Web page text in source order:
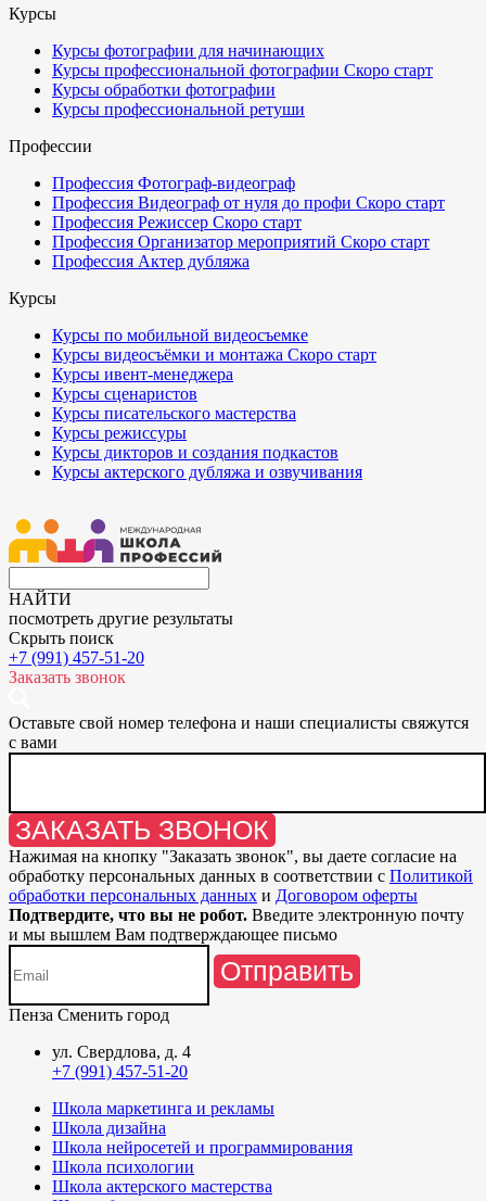
Курсы
Курсы фотографии для начинающих
Курсы профессиональной фотографии Скоро старт
Курсы обработки фотографии
Курсы профессиональной ретуши
Профессии
Профессия Фотограф-видеограф
Профессия Видеограф от нуля до профи Скоро старт
Профессия Режиссер Скоро старт
Профессия Организатор мероприятий Скоро старт
Профессия Актер дубляжа
Курсы
Курсы по мобильной видеосъемке
Курсы видеосъёмки и монтажа Скоро старт
Курсы ивент-менеджера
Курсы сценаристов
Курсы писательского мастерства
Курсы режиссуры
Курсы дикторов и создания подкастов
Курсы актерского дубляжа и озвучивания
НАЙТИ
посмотреть другие результаты
Скрыть поиск
+7 (991) 457-51-20
Заказать звонок
Оставьте свой номер телефона и наши специалисты свяжутся
с вами
ЗАКАЗАТЬ ЗВОНОК
Нажимая на кнопку "Заказать звонок", вы даете согласие на
обработку персональных данных в соответствии с Политикой
обработки персональных данных и Договором оферты
Подтвердите, что вы не робот. Введите электронную почту
и мы вышлем Вам подтверждающее письмо
Отправить
Пенза Сменить город
ул. Свердлова, д. 4
+7 (991) 457-51-20
Школа маркетинга и рекламы
Школа дизайна
Школа нейросетей и программирования
Школа психологии
Школа актерского мастерства